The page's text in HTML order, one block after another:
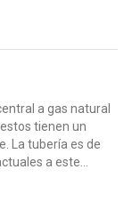
a gas natural
tienen un
La tubería es de
a este...